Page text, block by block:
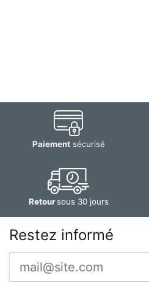
Paiementsécurisé
Retoursous 30 jours
Restez informé
Email